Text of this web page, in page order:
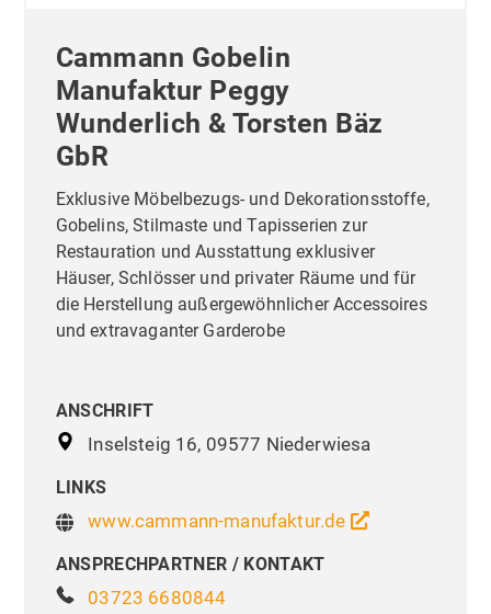
Cammann Gobelin
Manufaktur Peggy
Wunderlich & Torsten Bäz
GbR
Exklusive Möbelbezugs- und Dekorationsstoffe,
Gobelins, Stilmaste und Tapisserien zur
Restauration und Ausstattung exklusiver
Häuser, Schlösser und privater Räume und für
die Herstellung außergewöhnlicher Accessoires
und extravaganter Garderobe
ANSCHRIFT
Inselsteig 16, 09577 Niederwiesa
LINKS
www.cammann-manufaktur.de
ANSPRECHPARTNER / KONTAKT
03723 6680844